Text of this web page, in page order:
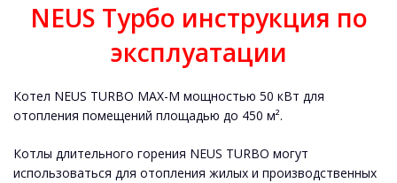
NEUS Турбо инструкция по
эксплуатации
Котел NEUS TURBO MAX-M мощностью 50 кВт для
отопления помещений площадью до 450 м².
Котлы длительного горения NEUS TURBO могут
использоваться для отопления жилых и производственных